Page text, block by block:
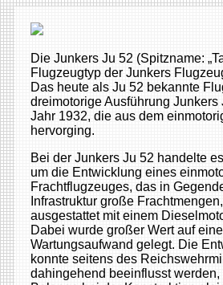
Die Junkers Ju 52 (Spitzname:
Flugzeugtyp der Junkers
Das heute als Ju 52 bekannte
dreimotorige Ausführung Junkers
Jahr 1932, die aus dem
hervorging.
Bei der Junkers Ju 52 handelte
um die Entwicklung eines
Frachtflugzeuges, das in
Infrastruktur große
ausgestattet mit einem
Dabei wurde großer Wert auf
Wartungsaufwand gelegt. Die
konnte seitens des
dahingehend beeinflusst